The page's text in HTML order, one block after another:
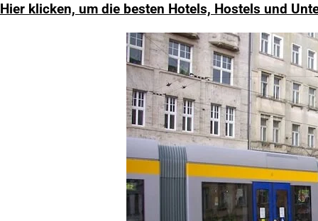
Hier klicken, um die besten Hotels, Hostels und